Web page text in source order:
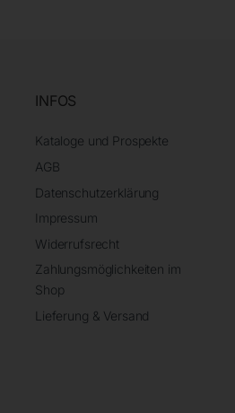
INFOS
Kataloge und Prospekte
AGB
Datenschutzerklärung
Impressum
Widerrufsrecht
Zahlungsmöglichkeiten im
Shop
Lieferung & Versand